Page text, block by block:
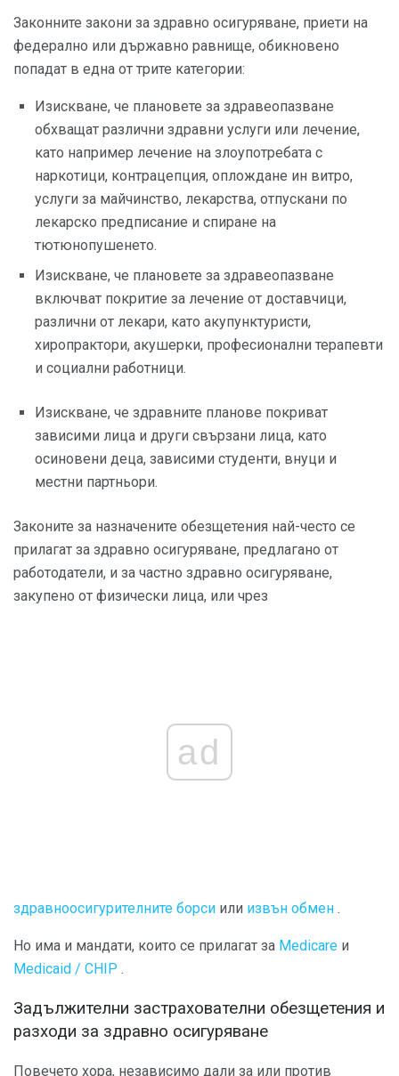
Законните закони за здравно осигуряване, приети на
федерално или държавно равнище, обикновено
попадат в една от трите категории:
Изискване, че плановете за здравеопазване
обхващат различни здравни услуги или лечение,
като например лечение на злоупотребата с
наркотици, контрацепция, оплождане ин витро,
услуги за майчинство, лекарства, отпускани по
лекарско предписание и спиране на
тютюнопушенето.
Изискване, че плановете за здравеопазване
включват покритие за лечение от доставчици,
различни от лекари, като акупунктуристи,
хиропрактори, акушерки, професионални терапевти
и социални работници.
Изискване, че здравните планове покриват
зависими лица и други свързани лица, като
осиновени деца, зависими студенти, внуци и
местни партньори.
Законите за назначените обезщетения най-често се
прилагат за здравно осигуряване, предлагано от
работодатели, и за частно здравно осигуряване,
закупено от физически лица, или чрез
ad
здравноосигурителните борси или извън обмен .
Но има и мандати, които се прилагат за Medicare и
Medicaid / CHIP .
Задължителни застрахователни обезщетения и
разходи за здравно осигуряване
Повечето хора, независимо дали за или против